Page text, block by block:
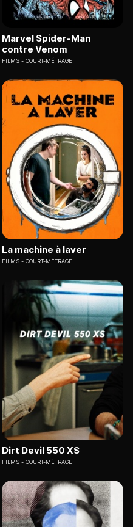
Marvel Spider-Man
contre Venom
FILMS COURT-MÉTRAGE
La machine à laver
FILMS COURT-MÉTRAGE
Dirt Devil 550 XS
FILMS COURT-MÉTRAGE